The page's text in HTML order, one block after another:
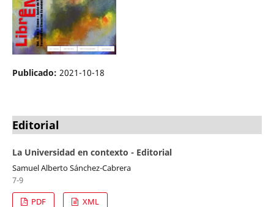
Publicado: 2021-10-18
Editorial
La Universidad en contexto - Editorial
Samuel Alberto Sánchez-Cabrera
7-9
PDF
XML